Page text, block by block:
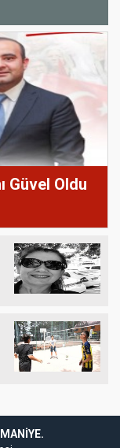
Güvel Oldu
giriş